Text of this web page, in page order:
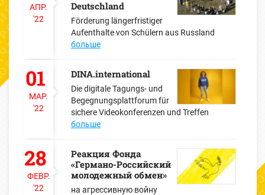
АПР.
'22
Deutschland
Förderung längerfristiger
Aufenthalte von Schülern aus Russland
больше
01
МАР.
'22
DINA.international
Die digitale Tagungs- und
Begegnungsplattforum für
sichere Videokonferenzen und Treffen
больше
28
ФЕВР.
'22
Реакция Фонда
«Германо-Российский
молодежный обмен»
на агрессивную войну